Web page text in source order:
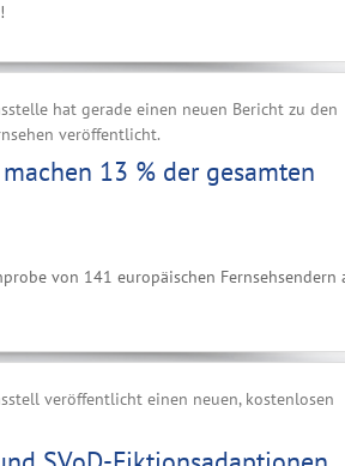
hat gerade einen neuen Bericht zu den
veröffentlicht.
13 % der gesamten
von 141 europäischen Fernsehsendern
veröffentlicht einen neuen, kostenlosen